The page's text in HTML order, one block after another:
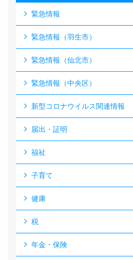
緊急情報
緊急情報（羽生市）
緊急情報（仙北市）
緊急情報（中央区）
新型コロナウイルス関連情報
届出・証明
福祉
子育て
健康
税
年金・保険